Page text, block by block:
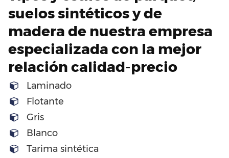
suelos sintéticos y de
madera de nuestra empresa
especializada con la mejor
relación calidad-precio
Laminado
Flotante
Gris
Blanco
Tarima sintética